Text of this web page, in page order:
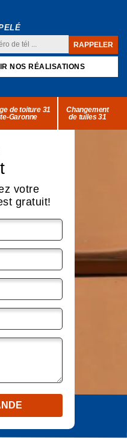
NOS RÉALISATIONS
de toiture 31
Garonne
Changement
de tuiles 31
votre
gratuit!